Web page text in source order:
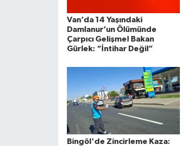
Van’da 14 Yaşındaki
Damlanur’un Ölümünde
Çarpıcı Gelişme! Bakan
Gürlek: “İntihar Değil”
Bingöl'de Zincirleme Kaza: